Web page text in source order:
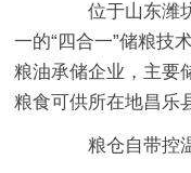
位于山东潍坊
一的“四合一”储粮技
粮油承储企业，主要
粮食可供所在地昌乐
粮仓自带控温